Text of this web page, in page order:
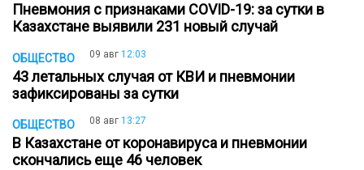
Пневмония с признаками COVID-19: за сутки в
Казахстане выявили 231 новый случай
ОБЩЕСТВО 09 авг 12:03
43 летальных случая от КВИ и пневмонии
зафиксированы за сутки
ОБЩЕСТВО 08 авг 13:27
В Казахстане от коронавируса и пневмонии
скончались еще 46 человек